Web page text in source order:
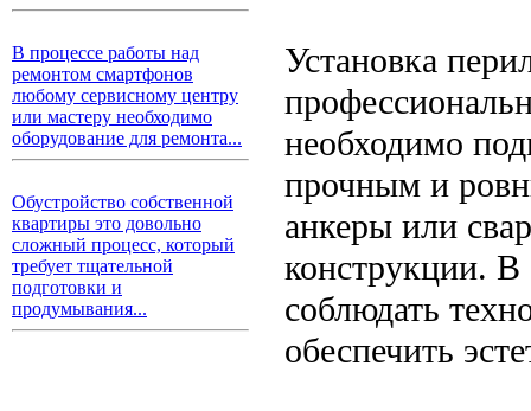
В процессе работы над
ремонтом смартфонов
любому сервисному центру
или мастеру необходимо
оборудование для ремонта...
Обустройство собственной
квартиры это довольно
сложный процесс, который
требует тщательной
подготовки и
продумывания...
Установка
необходимо
прочным и
анкеры или
конструкции. В
соблюдать
обеспечить